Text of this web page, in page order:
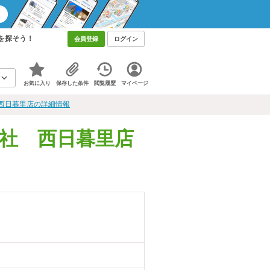
そう！ 会員登録 ログイン
お気に入り 保存した条件 閲覧履歴 マイページ
日暮里店の詳細情報
社 西日暮里店